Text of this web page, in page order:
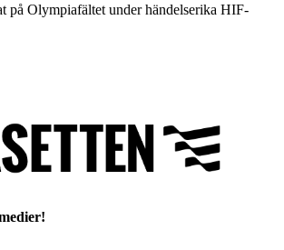
på Olympiafältet under händelserika HIF-